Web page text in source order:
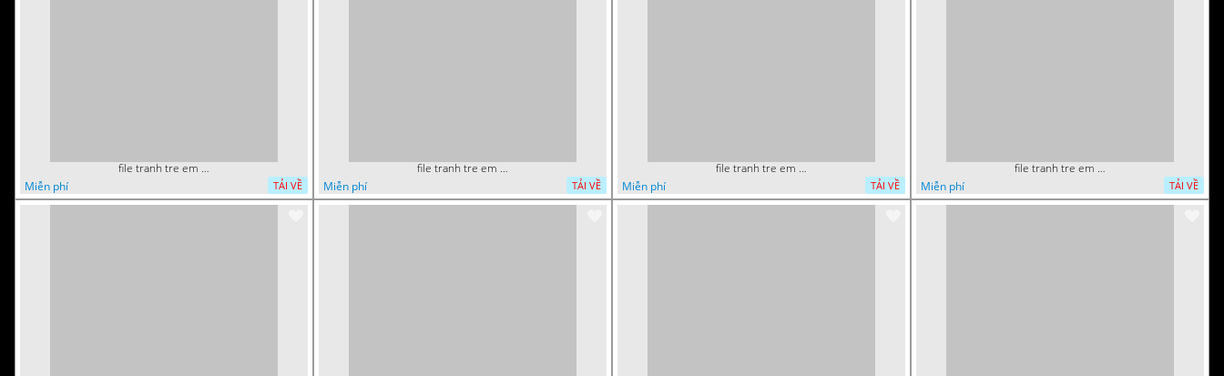
file tranh tre em sieu nhan robot khu vui choi 55
Miễn phí
TẢI VỀ
file tranh tre em sieu nhan robot khu vui choi 51
Miễn phí
TẢI VỀ
file tranh tre em sieu nhan robot khu vui choi 18
Miễn phí
TẢI VỀ
file tranh tre em sieu nhan robot khu vui choi 13
Miễn phí
TẢI VỀ